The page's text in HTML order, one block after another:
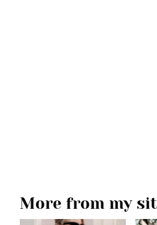
More from my